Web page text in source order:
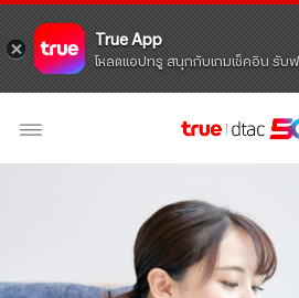
True App
โหลดแอปทรู สนุกกับเกมเช็คอิน รับ